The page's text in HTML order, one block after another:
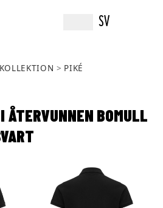
SV
KOLLEKTION PIKÉ
ÅTERVUNNEN BOMULL